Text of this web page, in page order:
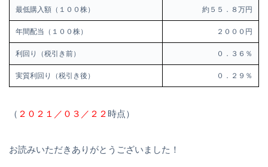
最低購入額（１００株） 約５５．８万円
年間配当（１００株） ２０００円
利回り（税引き前） ０．３６％
実質利回り（税引き後） ０．２９％
（ ２０２１／０３／２２時点）
お読みいただきありがとうございました！